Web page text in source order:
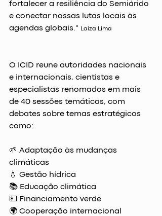
fortalecer a resiliência do Semiárido
e conectar nossas lutas locais às
agendas globais."
Laiza Lima
O ICID reune autoridades nacionais
e internacionais, cientistas e
especialistas renomados em mais
de 40 sessões temáticas, com
debates sobre temas estratégicos
como:
🌱 Adaptação às mudanças
climáticas
💧 Gestão hídrica
📚 Educação climática
💵 Financiamento verde
🌍 Cooperação internacional